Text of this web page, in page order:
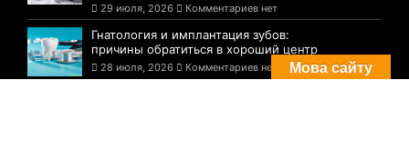
29 июля, 2026 Комментариев нет
Гнатология и имплантация зубов:
причины обратиться в хороший центр
28 июля, 2026 Комментариев нет Мова сайту